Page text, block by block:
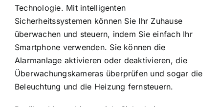
Technologie. Mit intelligenten
Sicherheitssystemen können Sie Ihr Zuhause
überwachen und steuern, indem Sie einfach Ihr
Smartphone verwenden. Sie können die
Alarmanlage aktivieren oder deaktivieren, die
Überwachungskameras überprüfen und sogar die
Beleuchtung und die Heizung fernsteuern.